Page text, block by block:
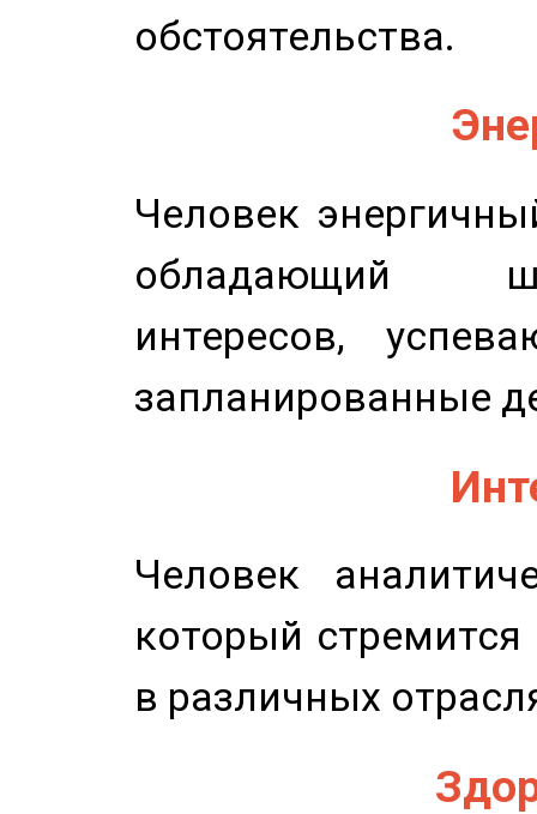
обстоятельства.
Человек
обладающий
интересов,
запланированные
Человек
который
в различных